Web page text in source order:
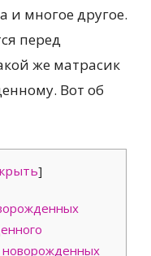
и многое другое.
перед
же матрасик
Вот об
]